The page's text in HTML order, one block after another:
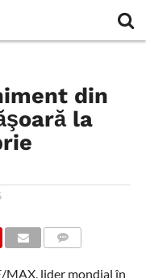
din
la
MAX, lider mondial în